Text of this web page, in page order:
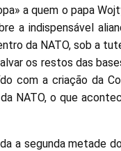
a quem o papa
a indispensável
da NATO, sob a
os restos das
com a criação da
NATO, o que
a segunda metade